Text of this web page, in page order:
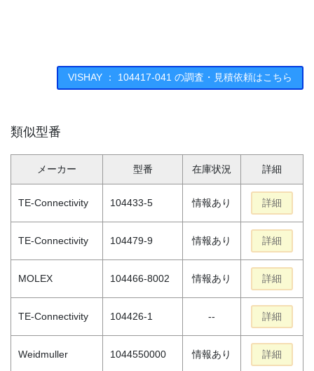
VISHAY ： 104417-041 の調査・見積依頼はこちら
類似型番
メーカー 型番 在庫状況 詳細
TE-Connectivity 104433-5 情報あり 詳細
TE-Connectivity 104479-9 情報あり 詳細
MOLEX 104466-8002 情報あり 詳細
TE-Connectivity 104426-1 -- 詳細
Weidmuller 1044550000 情報あり 詳細